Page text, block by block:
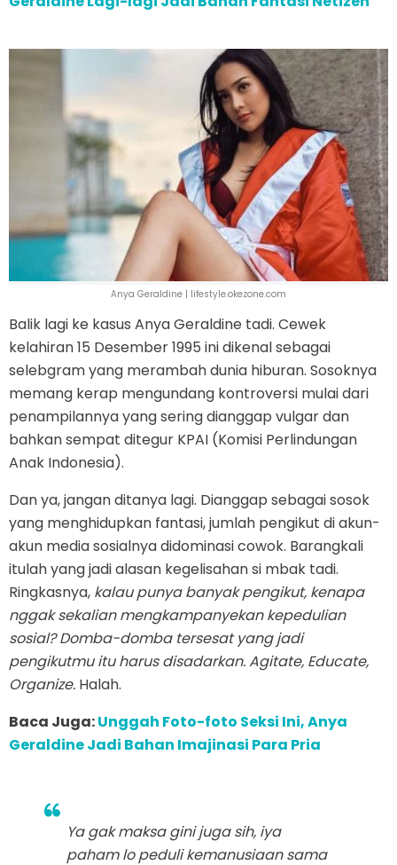
Anya Geraldine | lifestyle.okezone.com
Balik lagi ke kasus Anya Geraldine tadi. Cewek
kelahiran 15 Desember 1995 ini dikenal sebagai
selebgram yang merambah dunia hiburan. Sosoknya
memang kerap mengundang kontroversi mulai dari
penampilannya yang sering dianggap vulgar dan
bahkan sempat ditegur KPAI (Komisi Perlindungan
Anak Indonesia).
Dan ya, jangan ditanya lagi. Dianggap sebagai sosok
yang menghidupkan fantasi, jumlah pengikut di akun-
akun media sosialnya didominasi cowok. Barangkali
itulah yang jadi alasan kegelisahan si mbak tadi.
Ringkasnya, kalau punya banyak pengikut, kenapa
nggak sekalian mengkampanyekan kepedulian
sosial? Domba-domba tersesat yang jadi
pengikutmu itu harus disadarkan. Agitate, Educate,
Organize. Halah.
Baca Juga:Unggah Foto-foto Seksi Ini, Anya
Geraldine Jadi Bahan Imajinasi Para Pria
Ya gak maksa gini juga sih, iya
paham lo peduli kemanusiaan sama